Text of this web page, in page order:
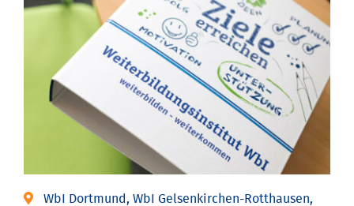
WbI Dortmund, WbI Gelsenkirchen-Rotthausen,